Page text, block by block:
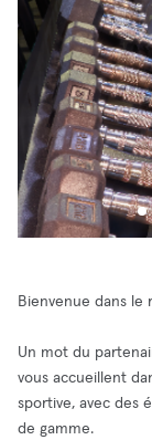
Bienvenue dans le
Un mot du
vous accueillent
sportive, avec des
de gamme.